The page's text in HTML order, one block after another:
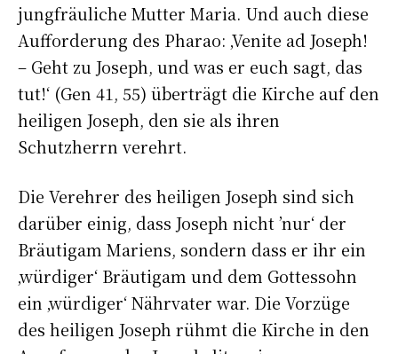
jungfräuliche Mutter Maria. Und auch diese
Aufforderung des Pharao: ‚Venite ad Joseph!
– Geht zu Joseph, und was er euch sagt, das
tut!‘ (Gen 41, 55) überträgt die Kirche auf den
heiligen Joseph, den sie als ihren
Schutzherrn verehrt.
Die Verehrer des heiligen Joseph sind sich
darüber einig, dass Joseph nicht ’nur‘ der
Bräutigam Mariens, sondern dass er ihr ein
‚würdiger‘ Bräutigam und dem Gottessohn
ein ‚würdiger‘ Nährvater war. Die Vorzüge
des heiligen Joseph rühmt die Kirche in den